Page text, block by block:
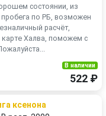
состоянии, из
по РБ, возможен
расчёт,
карте Халва, поможем с
В наличии
522 ₽
ксенона